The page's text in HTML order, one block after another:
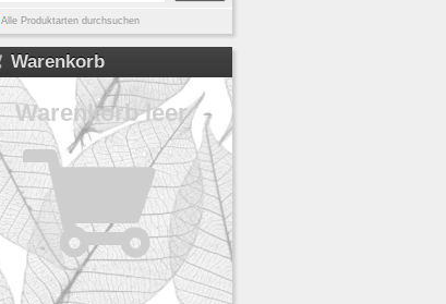
Alle Produktarten durchsuchen
Warenkorb
Warenkorb leer